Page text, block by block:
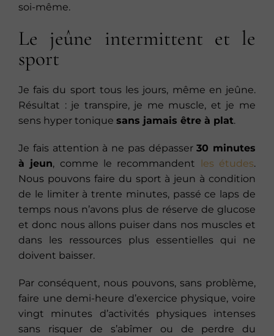
soi-même.
Le jeûne intermittent et le
sport
Je fais du sport tous les jours, même en jeûne.
Résultat : je transpire, je me muscle, et je me
sens hyper tonique sans jamais être à plat.
Je fais attention à ne pas dépasser30 minutes
à jeun, comme le recommandent les études.
Nous pouvons faire du sport à jeun à condition
de le limiter à trente minutes, passé ce laps de
temps nous n’avons plus de réserve de glucose
et donc nous allons puiser dans nos muscles et
dans les ressources plus essentielles qui ne
doivent baisser.
Par conséquent, nous pouvons, sans problème,
faire une demi-heure d’exercice physique, voire
vingt minutes d’activités physiques intenses
sans risquer de s’abîmer ou de perdre du